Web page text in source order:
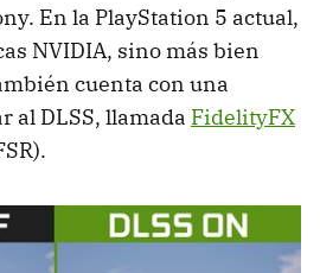
En la PlayStation 5 actual,
NVIDIA, sino más bien
cuenta con una
DLSS, llamada FidelityFX